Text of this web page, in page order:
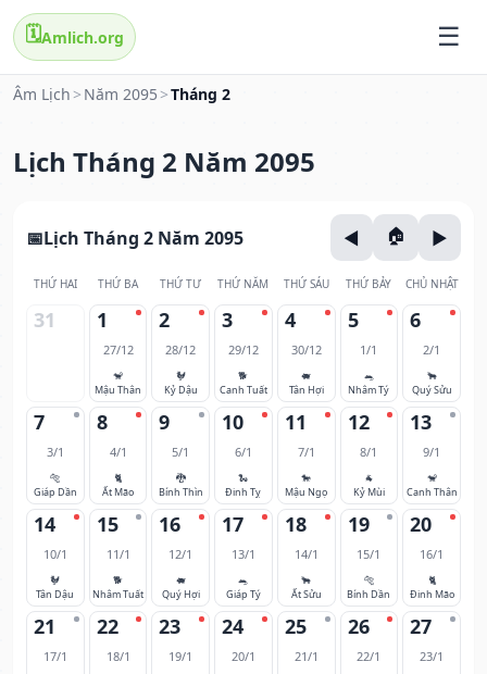
🗓️Amlich.org
Âm Lịch > Năm 2095 >Tháng 2
Lịch Tháng 2 Năm 2095
Lịch Tháng 2 Năm 2095
THỨ HAI THỨ BA THỨ TƯ THỨ NĂM THỨ SÁU THỨ BẢY CHỦ NHẬT
31 1
27/12
🐒
Mậu Thân
2
28/12
🐓
Kỷ Dậu
3
29/12
🐕
Canh Tuất
4
30/12
🐖
Tân Hợi
5
1/1
🐀
Nhâm Tý
6
2/1
🐂
Quý Sửu
7
3/1
🐅
Giáp Dần
8
4/1
🐈
Ất Mão
9
5/1
🐉
Bính Thìn
10
6/1
🐍
Đinh Tỵ
11
7/1
🐎
Mậu Ngọ
12
8/1
🐐
Kỷ Mùi
13
9/1
🐒
Canh Thân
14
10/1
🐓
Tân Dậu
15
11/1
🐕
Nhâm Tuất
16
12/1
🐖
Quý Hợi
17
13/1
🐀
Giáp Tý
18
14/1
🐂
Ất Sửu
19
15/1
🐅
Bính Dần
20
16/1
🐈
Đinh Mão
21
17/1
22
18/1
23
19/1
24
20/1
25
21/1
26
22/1
27
23/1